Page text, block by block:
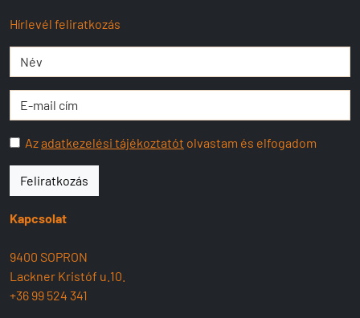
Hírlevél feliratkozás
Azadatkezelési tájékoztatót olvastam és elfogadom
Feliratkozás
Kapcsolat
9400 SOPRON
Lackner Kristóf u.10.
+36 99 524 341